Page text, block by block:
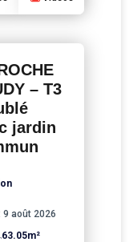
– T3
jardin
9 août 2026
63.05m²